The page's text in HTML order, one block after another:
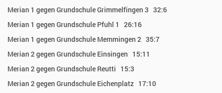
Merian 1 gegen Grundschule Grimmelfingen 3 32:6
Merian 1 gegen Grundschule Pfuhl 1 26:16
Merian 1 gegen Grundschule Memmingen 2 35:7
Merian 2 gegen Grundschule Einsingen 15:11
Merian 2 gegen Grundschule Reutti 15:3
Merian 2 gegen Grundschule Eichenplatz 17:10